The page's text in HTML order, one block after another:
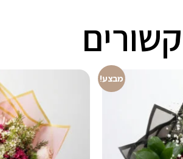
מבצע!